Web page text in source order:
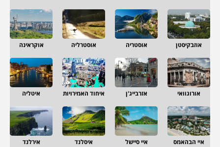
אוזבקיסטן אוסטריה אוסטרליה אוקראינה
אורוגוואי אזרבייג'ן איחוד האמירויות איטליה
איי הבהאמס איי סיישל איסלנד אירלנד